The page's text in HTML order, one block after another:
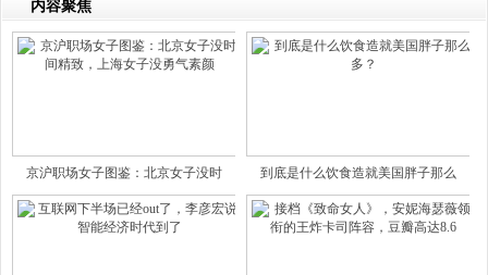
内容聚焦
京沪职场女子图鉴：北京女子没时 到底是什么饮食造就美国胖子那么